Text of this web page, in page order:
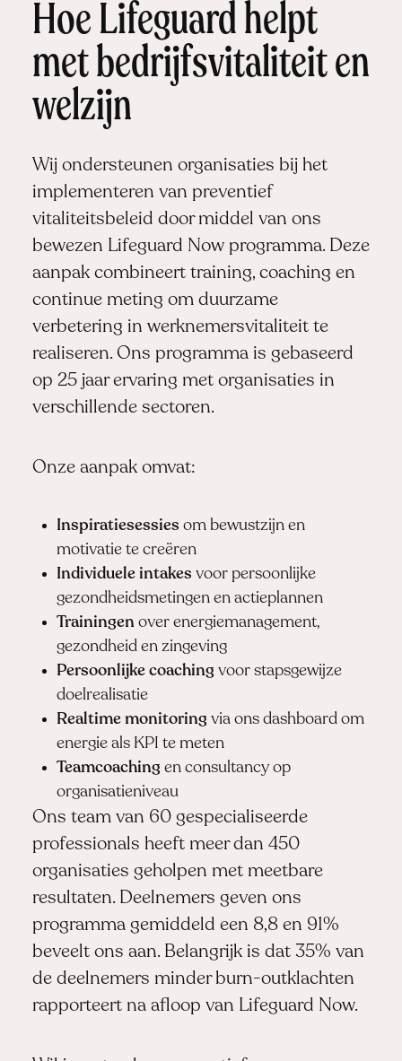
Hoe Lifeguard helpt
met bedrijfsvitaliteit en
welzijn
Wij ondersteunen organisaties bij het
implementeren van preventief
vitaliteitsbeleid door middel van ons
bewezen Lifeguard Now programma. Deze
aanpak combineert training, coaching en
continue meting om duurzame
verbetering in werknemersvitaliteit te
realiseren. Ons programma is gebaseerd
op 25 jaar ervaring met organisaties in
verschillende sectoren.
Onze aanpak omvat:
Inspiratiesessies om bewustzijn en
motivatie te creëren
Individuele intakes voor persoonlijke
gezondheidsmetingen en actieplannen
Trainingenover energiemanagement,
gezondheid en zingeving
Persoonlijke coaching voor stapsgewijze
doelrealisatie
Realtime monitoring via ons dashboard om
energie als KPI te meten
Teamcoaching en consultancy op
organisatieniveau
Ons team van 60 gespecialiseerde
professionals heeft meer dan 450
organisaties geholpen met meetbare
resultaten. Deelnemers geven ons
programma gemiddeld een 8,8 en 91%
beveelt ons aan. Belangrijk is dat 35% van
de deelnemers minder burn-outklachten
rapporteert na afloop van Lifeguard Now.